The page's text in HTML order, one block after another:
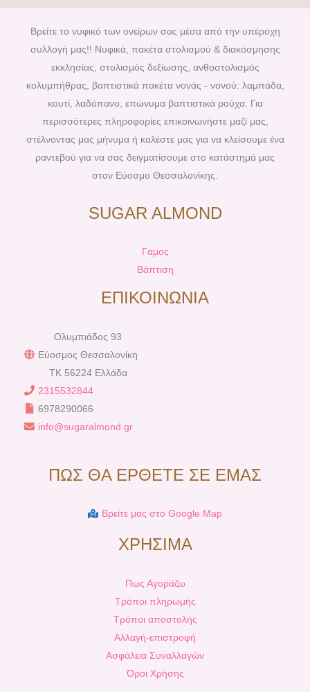
e
b
o
o
k
t
e
r
e
s
t
t
a
g
r
a
m
t
u
b
Βρείτε το νυφικό των ονείρων σας μέσα από την υπέροχη
συλλογή μας!! Νυφικά, πακέτα στολισμού & διακόσμησης
εκκλησίας, στολισμός δεξίωσης, ανθοστολισμός
κολυμπήθρας, βαπτιστικά πακέτα νονάς - νονού: λαμπάδα,
κουτί, λαδόπανο, επώνυμα βαπτιστικά ρούχα. Για
περισσότερες πληροφορίες επικοινωνήστε μαζί μας,
στέλνοντας μας μήνυμα ή καλέστε μας για να κλείσουμε ένα
ραντεβού για να σας δειγματίσουμε στο κατάστημά μας
στον Εύοσμο Θεσσαλονίκης.
SUGAR ALMOND
Γαμος
Βάπτιση
ΕΠΙΚΟΙΝΩΝΙΑ
Ολυμπιάδος 93
Εύοσμος Θεσσαλονίκη
TK 56224 Ελλάδα
2315532844
6978290066
info@sugaralmond.gr
ΠΩΣ ΘΑ ΕΡΘΕΤΕ ΣΕ ΕΜΑΣ
Βρείτε μας στο Google Map
ΧΡΗΣΙΜΑ
Πως Αγοράζω
Τρόποι πληρωμής
Τρόποι αποστολής
Αλλαγή-επιστροφή
Ασφάλεια Συναλλαγών
Όροι Χρήσης